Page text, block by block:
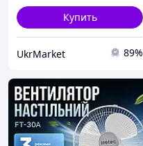
Купить
UkrMarket 89%